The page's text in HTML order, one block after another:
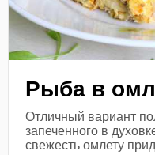
Рыба в
Отличный вариант
запеченного в
свежесть омлету